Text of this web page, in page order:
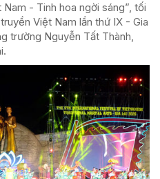
- Tinh hoa ngời sáng”, tối
Việt Nam lần thứ IX - Gia
trường Nguyễn Tất Thành,